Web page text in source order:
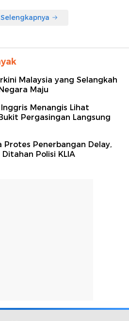
Malaysia yang Selangkah
Maju
Menangis Lihat
Pergasingan Langsung
Protes Penerbangan Delay,
Polisi KLIA